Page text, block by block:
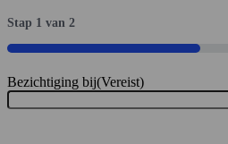
Stap 1 van 2
50%
Bezichtiging bij(Vereist)